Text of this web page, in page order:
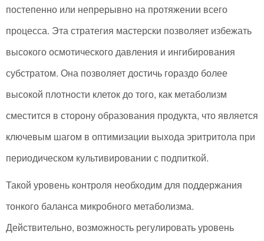
постепенно или непрерывно на протяжении всего
процесса. Эта стратегия мастерски позволяет избежать
высокого осмотического давления и ингибирования
субстратом. Она позволяет достичь гораздо более
высокой плотности клеток до того, как метаболизм
сместится в сторону образования продукта, что является
ключевым шагом в оптимизации выхода эритритола при
периодическом культивировании с подпиткой.
Такой уровень контроля необходим для поддержания
тонкого баланса микробного метаболизма.
Действительно, возможность регулировать уровень